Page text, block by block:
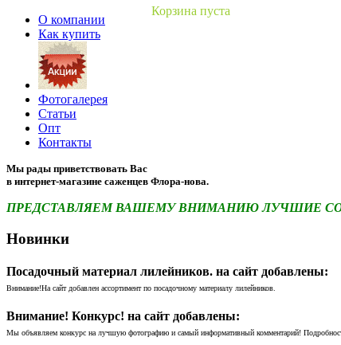
Корзина пуста
О компании
Как купить
Фотогалерея
Статьи
Опт
Контакты
Мы рады приветствовать Вас
в интернет-магазине саженцев Флора-нова.
ПРЕДСТАВЛЯЕМ ВАШЕМУ ВНИМАНИЮ ЛУЧШИЕ
Новинки
Посадочный материал лилейников. на сайт добавлены:
Внимание!На сайт добавлен ассортимент по посадочному материалу лилейников.
Внимание! Конкурс! на сайт добавлены:
Мы объявляем конкурс на лучшую фотографию и самый информативный комментарий!